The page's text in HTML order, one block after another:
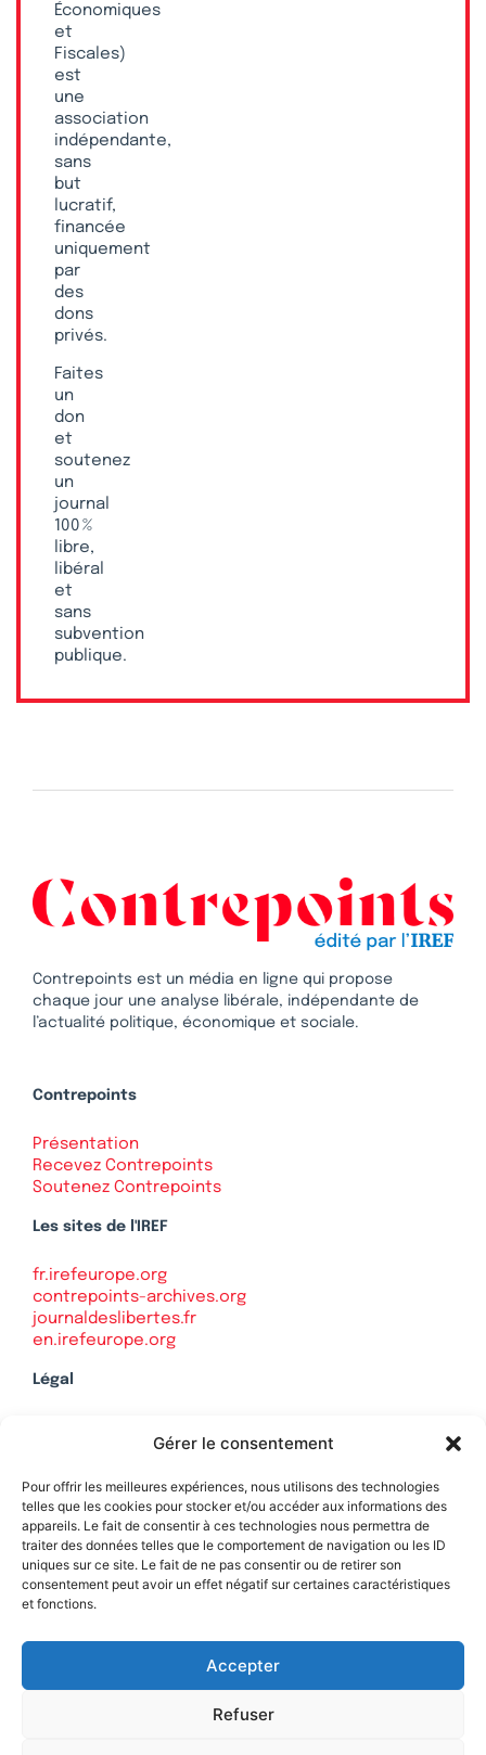
Gérer le consentement
Pour offrir les meilleures expériences, nous utilisons des technologies
telles que les cookies pour stocker et/ou accéder aux informations des
appareils. Le fait de consentir à ces technologies nous permettra de
traiter des données telles que le comportement de navigation ou les ID
uniques sur ce site. Le fait de ne pas consentir ou de retirer son
consentement peut avoir un effet négatif sur certaines caractéristiques
et fonctions.
Accepter
Refuser
Économiques
et
Fiscales)
est
une
association
indépendante,
sans
but
lucratif,
financée
uniquement
par
des
dons
privés.
Faites
un
don
et
soutenez
un
journal
100 %
libre,
libéral
et
sans
subvention
publique.
Contrepoints est un média en ligne qui propose
chaque jour une analyse libérale, indépendante de
l’actualité politique, économique et sociale.
Contrepoints
Présentation
Recevez Contrepoints
Soutenez Contrepoints
Les sites de l'IREF
fr.irefeurope.org
contrepoints-archives.org
journaldeslibertes.fr
en.irefeurope.org
Légal
Politique de confidentialité
Contact
Soutenez Contrepoints